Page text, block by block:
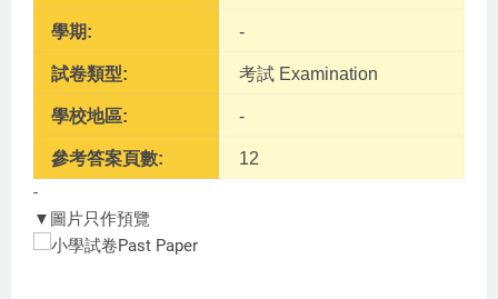
學期: -
試卷類型: 考試 Examination
學校地區: -
參考答案頁數: 12
-
▼圖片只作預覽